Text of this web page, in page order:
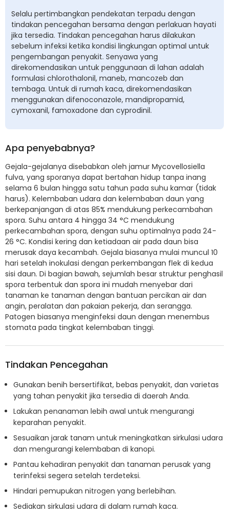
Selalu pertimbangkan pendekatan terpadu dengan
tindakan pencegahan bersama dengan perlakuan hayati
jika tersedia. Tindakan pencegahan harus dilakukan
sebelum infeksi ketika kondisi lingkungan optimal untuk
pengembangan penyakit. Senyawa yang
direkomendasikan untuk penggunaan di lahan adalah
formulasi chlorothalonil, maneb, mancozeb dan
tembaga. Untuk di rumah kaca, direkomendasikan
menggunakan difenoconazole, mandipropamid,
cymoxanil, famoxadone dan cyprodinil.
Apa penyebabnya?
Gejala-gejalanya disebabkan oleh jamur Mycovellosiella
fulva, yang sporanya dapat bertahan hidup tanpa inang
selama 6 bulan hingga satu tahun pada suhu kamar (tidak
harus). Kelembaban udara dan kelembaban daun yang
berkepanjangan di atas 85% mendukung perkecambahan
spora. Suhu antara 4 hingga 34 °C mendukung
perkecambahan spora, dengan suhu optimalnya pada 24-
26 °C. Kondisi kering dan ketiadaan air pada daun bisa
merusak daya kecambah. Gejala biasanya mulai muncul 10
hari setelah inokulasi dengan perkembangan flek di kedua
sisi daun. Di bagian bawah, sejumlah besar struktur penghasil
spora terbentuk dan spora ini mudah menyebar dari
tanaman ke tanaman dengan bantuan percikan air dan
angin, peralatan dan pakaian pekerja, dan serangga.
Patogen biasanya menginfeksi daun dengan menembus
stomata pada tingkat kelembaban tinggi.
Tindakan Pencegahan
Gunakan benih bersertifikat, bebas penyakit, dan varietas
yang tahan penyakit jika tersedia di daerah Anda.
Lakukan penanaman lebih awal untuk mengurangi
keparahan penyakit.
Sesuaikan jarak tanam untuk meningkatkan sirkulasi udara
dan mengurangi kelembaban di kanopi.
Pantau kehadiran penyakit dan tanaman perusak yang
terinfeksi segera setelah terdeteksi.
Hindari pemupukan nitrogen yang berlebihan.
Sediakan sirkulasi udara di dalam rumah kaca.